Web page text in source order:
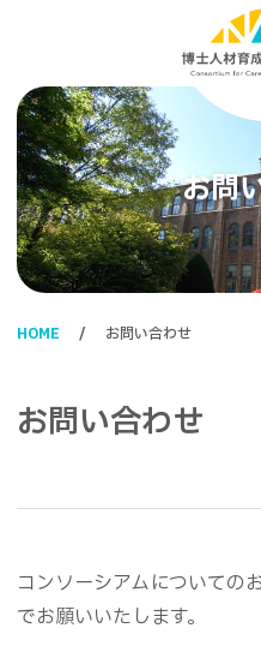
お問
HOME お問い合わせ
お問い合わせ
コンソーシアムについての
でお願いいたします。